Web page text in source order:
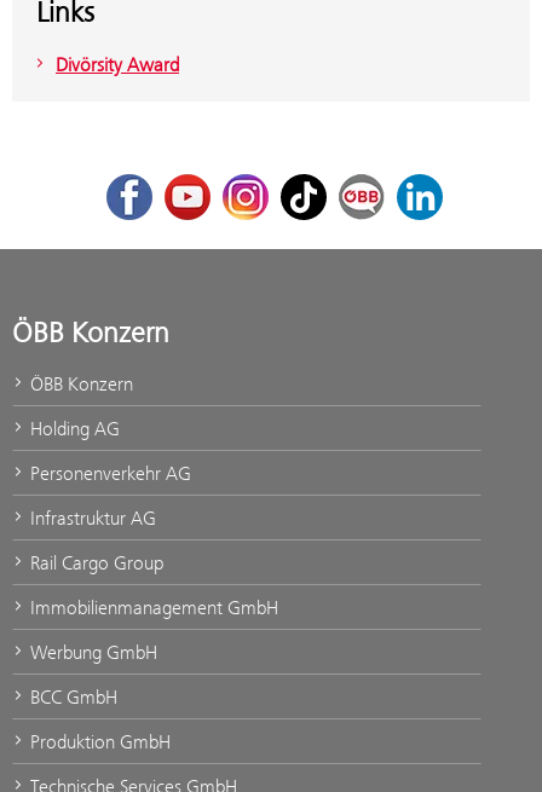
Links
Divörsity Award
FacebookYoutubeInstagram
TikTok ÖBB Corporate Blog
LinkedIn
ÖBB Konzern
ÖBB Konzern
Holding AG
Personenverkehr AG
Infrastruktur AG
Rail Cargo Group
Immobilienmanagement GmbH
Werbung GmbH
BCC GmbH
Produktion GmbH
Technische Services GmbH